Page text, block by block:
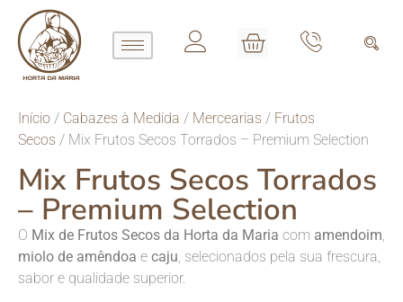
Início / Cabazes à Medida / Mercearias / Frutos
Secos / Mix Frutos Secos Torrados – Premium Selection
Mix Frutos Secos Torrados
– Premium Selection
O Mix de Frutos Secos da Horta da Maria com amendoim,
miolo de amêndoa e caju, selecionados pela sua frescura,
sabor e qualidade superior.